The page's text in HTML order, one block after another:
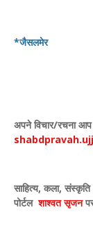
*जैसलमेर
अपने विचार/रचना
साहित्य, कला, संस्कृति
पोर्टल शाश्वत सृजन